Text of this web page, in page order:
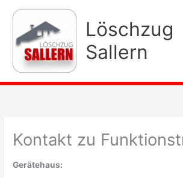
springen
Löschzug
Sallern
Kontakt zu
Gerätehaus: